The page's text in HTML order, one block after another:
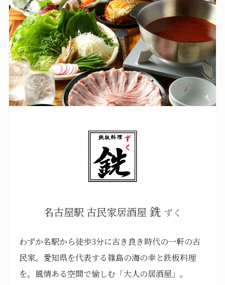
名古屋駅 古民家居酒屋 銑 ずく
わずか名駅から徒歩3分に古き良き時代の一軒の古
民家。愛知県を代表する篠島の海の幸と鉄板料理
を。風情ある空間で愉しむ「大人の居酒屋」。